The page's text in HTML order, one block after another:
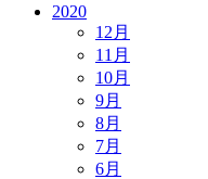
2020
12月
11月
10月
9月
8月
7月
6月